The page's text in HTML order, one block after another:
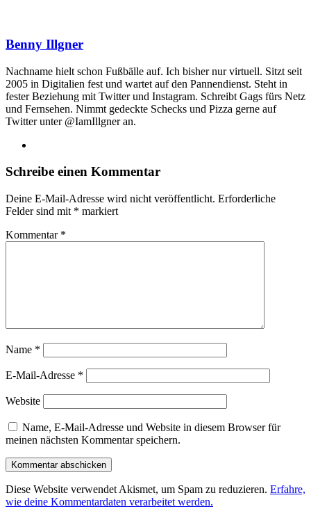
Benny Illgner
Nachname hielt schon Fußbälle auf. Ich bisher nur virtuell. Sitzt seit
2005 in Digitalien fest und wartet auf den Pannendienst. Steht in
fester Beziehung mit Twitter und Instagram. Schreibt Gags fürs Netz
und Fernsehen. Nimmt gedeckte Schecks und Pizza gerne auf
Twitter unter @IamIllgner an.
Schreibe einen Kommentar
Deine E-Mail-Adresse wird nicht veröffentlicht. Erforderliche
Felder sind mit * markiert
Kommentar *
Name *
E-Mail-Adresse *
Website
Name, E-Mail-Adresse und Website in diesem Browser für
meinen nächsten Kommentar speichern.
Diese Website verwendet Akismet, um Spam zu reduzieren. Erfahre,
wie deine Kommentardaten verarbeitet werden.